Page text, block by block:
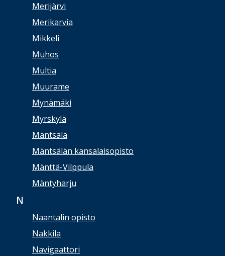
Merijärvi
Merikarvia
Mikkeli
Muhos
Multia
Muurame
Mynämäki
Myrskylä
Mäntsälä
Mäntsälän kansalaisopisto
Mänttä-Vilppula
Mäntyharju
N
Naantalin opisto
Nakkila
Navigaattori